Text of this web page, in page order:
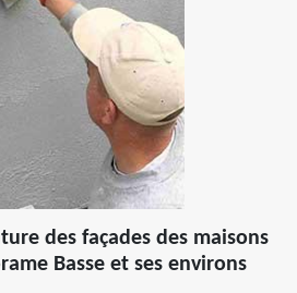
des façades des maisons
Basse et ses environs